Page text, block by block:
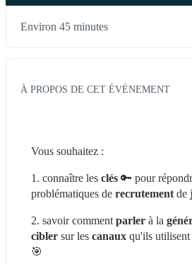
Environ 45 minutes
À PROPOS DE CET ÉVÉNEMENT
Vous souhaitez :
1. connaître les clés 🔑 pour
problématiques de recrutement de
2. savoir comment parler à la
cibler sur les canaux qu'ils utilisent
🎯